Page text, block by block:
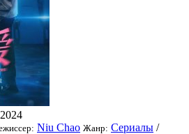
Niu Chao Жанр: Сериалы /